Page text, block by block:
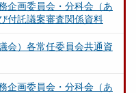
画委員会・分科会（あ
付託議案審査関係資料
会）各常任委員会共通資
画委員会・分科会（あ